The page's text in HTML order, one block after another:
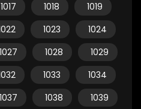
1017 1018
1019
1023
1024
1027 1028
1029
1033
1034
1037 1038
1039